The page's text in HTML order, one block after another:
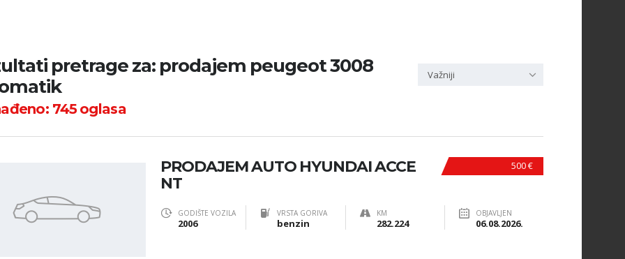
pretrage za: prodajem peugeot 3008
745oglasa
Važniji
500 €
PRODAJEM AUTO HYUNDAI ACCE
NT
GODIŠTE VOZILA
2006
VRSTA GORIVA
benzin
KM
282.224
OBJAVLJEN
06.08.2026.